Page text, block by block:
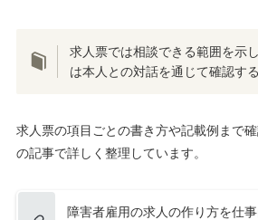
求人票では相談できる範囲を示
は本人との対話を通じて確認す
求人票の項目ごとの書き方や記載例まで
の記事で詳しく整理しています。
障害者雇用の求人の作り方を仕